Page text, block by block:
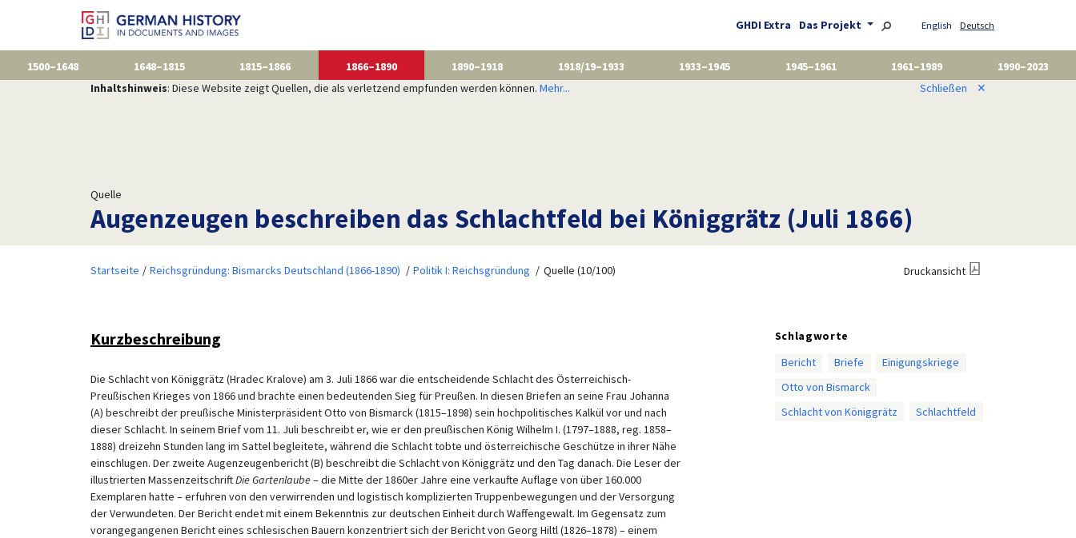
GHDI Extra Das Projekt English Deutsch
1500–1648 1648–1815 1815–1866 1866–1890 1890–1918 1918/19–1933 1933–1945 1945–1961 1961–1989
1990–2023
Inhaltshinweis: Diese Website zeigt Quellen, die als verletzend empfunden werden können. Mehr... Schließen ✕
Quelle
Augenzeugen beschreiben das Schlachtfeld bei Königgrätz (Juli 1866)
Startseite Reichsgründung: Bismarcks Deutschland (1866-1890) Politik I: Reichsgründung Quelle (10/100) Druckansicht
Kurzbeschreibung
Die Schlacht von Königgrätz (Hradec Kralove) am 3. Juli 1866 war die entscheidende Schlacht des Österreichisch-
Preußischen Krieges von 1866 und brachte einen bedeutenden Sieg für Preußen. In diesen Briefen an seine Frau Johanna
(A) beschreibt der preußische Ministerpräsident Otto von Bismarck (1815–1898) sein hochpolitisches Kalkül vor und nach
dieser Schlacht. In seinem Brief vom 11. Juli beschreibt er, wie er den preußischen König Wilhelm I. (1797–1888, reg. 1858–
1888) dreizehn Stunden lang im Sattel begleitete, während die Schlacht tobte und österreichische Geschütze in ihrer Nähe
einschlugen. Der zweite Augenzeugenbericht (B) beschreibt die Schlacht von Königgrätz und den Tag danach. Die Leser der
illustrierten MassenzeitschriftDie Gartenlaube– die Mitte der 1860er Jahre eine verkaufte Auflage von über 160.000
Exemplaren hatte – erfuhren von den verwirrenden und logistisch komplizierten Truppenbewegungen und der Versorgung
der Verwundeten. Der Bericht endet mit einem Bekenntnis zur deutschen Einheit durch Waffengewalt. Im Gegensatz zum
vorangegangenen Bericht eines schlesischen Bauern konzentriert sich der Bericht von Georg Hiltl (1826–1878) – einem
Schlagworte
Bericht
Briefe
Einigungskriege
Otto von Bismarck
Schlacht von Königgrätz
Schlachtfeld